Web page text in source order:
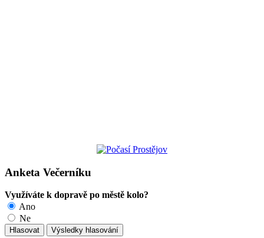
Anketa Večerníku
Využíváte k dopravě po městě kolo?
Ano
Ne